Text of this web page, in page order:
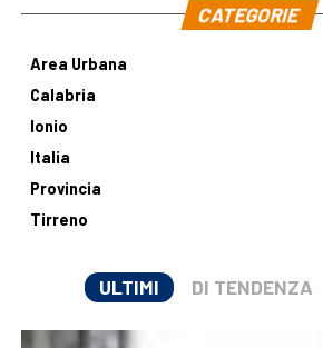
CATEGORIE
Area Urbana
Calabria
Ionio
Italia
Provincia
Tirreno
ULTIMI DI TENDENZA